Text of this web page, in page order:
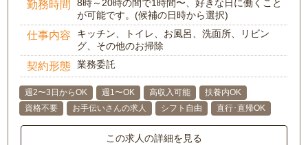
勤務時間
8時～20時の間で1時間〜、好きな日に働くこと
が可能です。(候補の日時から選択)
仕事内容
キッチン、トイレ、お風呂、洗面所、リビン
グ、その他のお掃除
契約形態 業務委託
週2〜3日からOK 週1〜OK 高収入可能
扶養内OK
資格不要
お手伝いさんの求人 シフト自由 直行･直帰OK
この求人の詳細を見る